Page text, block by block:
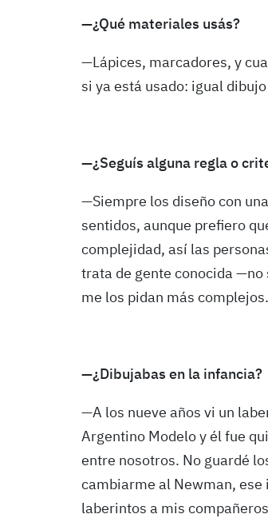
—¿Qué materiales usás?
—Lápices, marcadores, y
si ya está usado: igual
—¿Seguís alguna regla o
—Siempre los diseño con
sentidos, aunque prefiero
complejidad, así las
trata de gente conocida —no
me los pidan más complejos.
—¿Dibujabas en la infancia?
—A los nueve años vi un
Argentino Modelo y él fue
entre nosotros. No guardé
cambiarme al Newman,
laberintos a mis